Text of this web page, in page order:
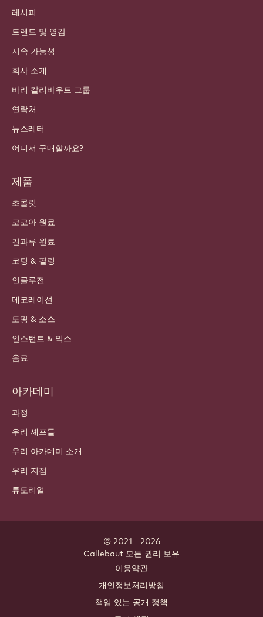
Callebaut
레시피
트렌드 및 영감
지속 가능성
회사 소개
바리 칼리바우트 그룹
연락처
뉴스레터
어디서 구매할까요?
제품
초콜릿
코코아 원료
견과류 원료
코팅 & 필링
인클루전
데코레이션
토핑 & 소스
인스턴트 & 믹스
음료
아카데미
과정
우리 셰프들
우리 아카데미 소개
우리 지점
튜토리얼
© 2021 - 2026
Callebaut 모든 권리 보유
이용약관
개인정보처리방침
책임 있는 공개 정책